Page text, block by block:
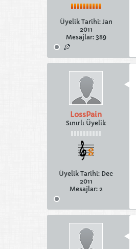
Üyelik Tarihi: Jan
2011
Mesajlar: 389
LossPain
Sınırlı Üyelik
Üyelik Tarihi: Dec
2011
Mesajlar: 2